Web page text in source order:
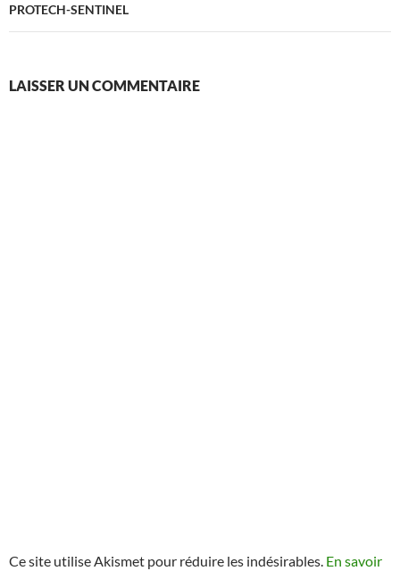
PROTECH-SENTINEL
LAISSER UN COMMENTAIRE
Ce site utilise Akismet pour réduire les indésirables. En savoir